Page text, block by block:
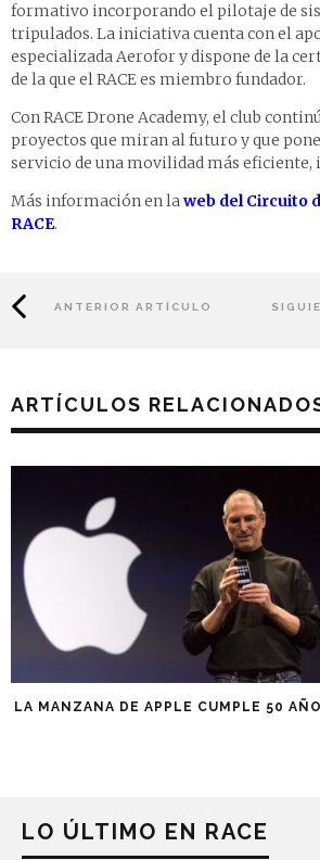
formativo incorporando el pilotaje de
tripulados. La iniciativa cuenta con el
especializada Aerofor y dispone de la
de la que el RACE es miembro fundador.
Con RACE Drone Academy, el club
proyectos que miran al futuro y que
servicio de una movilidad más eficiente,
Más información en laweb del Circuito
RACE.
ANTERIOR ARTÍCULO
ARTÍCULOS
LA MANZANA DE APPLE CUMPLE 50
LO ÚLTIMO EN RACE